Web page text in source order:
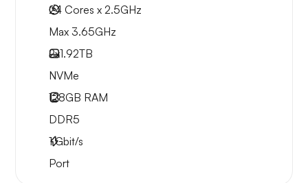
24 Cores x 2.5GHz
Max 3.65GHz
2x1.92TB
NVMe
128GB RAM
DDR5
1Gbit/s
Port